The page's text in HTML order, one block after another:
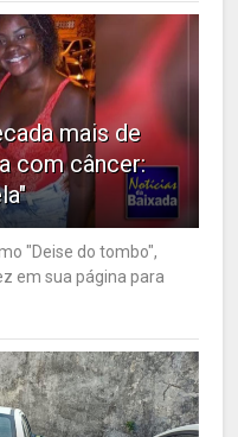
mais de
com câncer:
"Deise do tombo",
em sua página para